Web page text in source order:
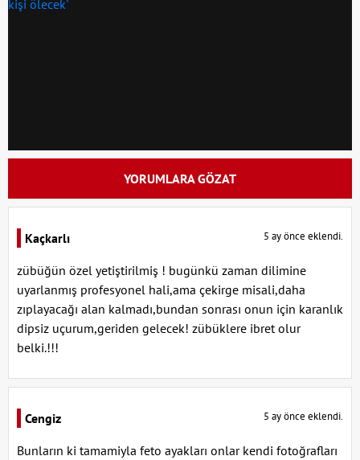
YORUMLARA GÖZAT
Kaçkarlı 5 ay önce eklendi.
zübüğün özel yetiştirilmiş ! bugünkü zaman dilimine
uyarlanmış profesyonel hali,ama çekirge misali,daha
zıplayacağı alan kalmadı,bundan sonrası onun için karanlık
dipsiz uçurum,geriden gelecek! zübüklere ibret olur
belki.!!!
Cengiz 5 ay önce eklendi.
Bunların ki tamamiyla feto ayakları onlar kendi fotoğrafları